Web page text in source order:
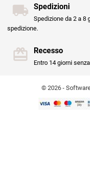
Spedizioni
Spedizione da 2 a 8
spedizione.
Recesso
Entro 14 giorni
© 2026 -